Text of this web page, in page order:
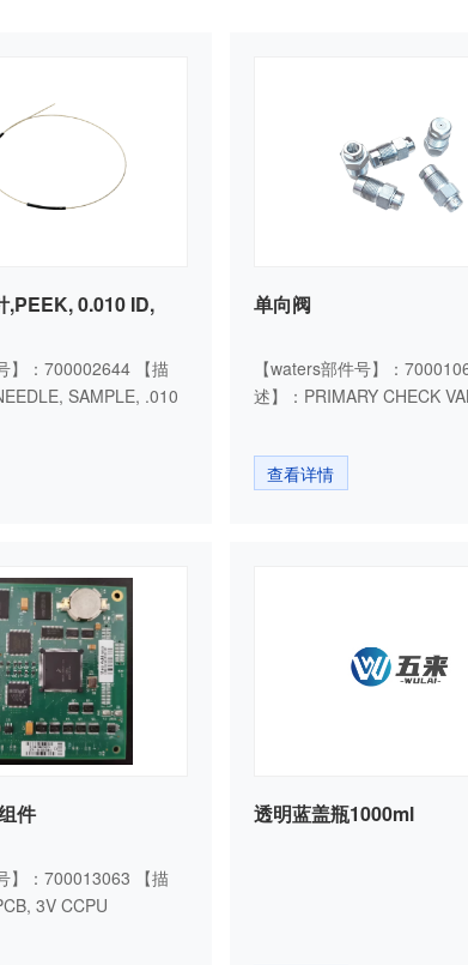
,PEEK, 0.010 ID,
】：700002644 【描
SAMPLE, .010
单向阀
【waters部件号】：
述】：PRIMARY CHECK
查看详情
件
】：700013063 【描
3V CCPU
透明蓝盖瓶1000ml